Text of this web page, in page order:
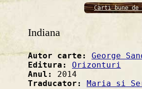
Carti bune
Indiana
Autor carte: George
Editura: Orizonturi
Anul: 2014
Traducator:
Maria si